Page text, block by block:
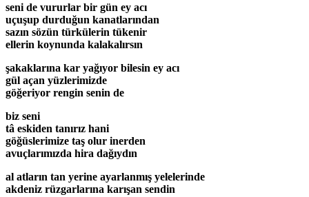
seni de vururlar bir gün ey acı
uçuşup durduğun kanatlarından
sazın sözün türkülerin tükenir
ellerin koynunda kalakalırsın
şakaklarına kar yağıyor bilesin ey acı
gül açan yüzlerimizde
göğeriyor rengin senin de
biz seni
tâ eskiden tanırız hani
göğüslerimize taş olur inerden
avuçlarımızda hira dağıydın
al atların tan yerine ayarlanmış yelelerinde
akdeniz rüzgarlarına karışan sendin